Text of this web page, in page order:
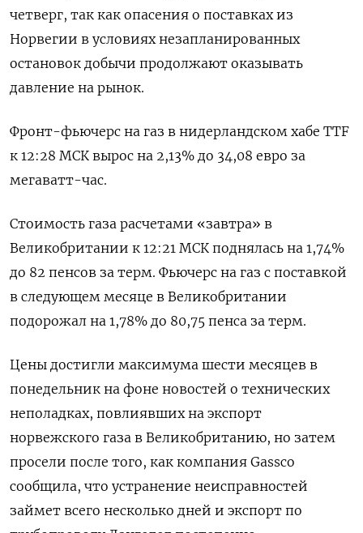
четверг, так как опасения о поставках из
Норвегии в условиях незапланированных
остановок добычи продолжают оказывать
давление на рынок.
Фронт-фьючерс на газ в нидерландском хабе TTF
к 12:28 МСК вырос на 2,13% до 34,08 евро за
мегаватт-час.
Стоимость газа расчетами «завтра» в
Великобритании к 12:21 МСК поднялась на 1,74%
до 82 пенсов за терм. Фьючерс на газ с поставкой
в следующем месяце в Великобритании
подорожал на 1,78% до 80,75 пенса за терм.
Цены достигли максимума шести месяцев в
понедельник на фоне новостей о технических
неполадках, повлиявших на экспорт
норвежского газа в Великобританию, но затем
просели после того, как компания Gassco
сообщила, что устранение неисправностей
займет всего несколько дней и экспорт по